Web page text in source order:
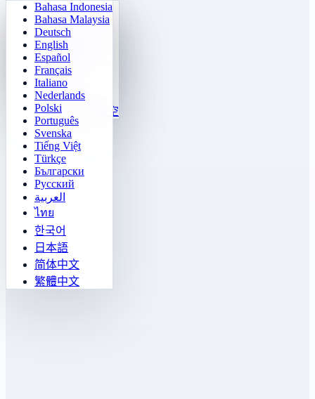
背单词
成语接龙
口算天天练
乘法表训练
24点速算
函数可视化
数字规律填空
数独
数字华容道
2048
俄罗斯方块
扫雷
五子棋
灯泡开关
迷宫闯关
推箱子
记忆矩阵
目标追踪
快速辨别
Bahasa Indonesia
Bahasa Malaysia
Deutsch
English
Español
Français
Italiano
Nederlands
Polski
Português
Svenska
Tiếng Việt
Türkçe
Български
Русский
العربية
ไทย
한국어
日本語
简体中文
繁體中文